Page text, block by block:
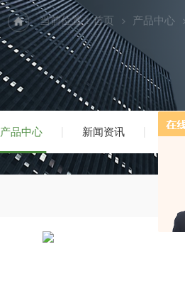
产品中心 新闻资讯 技
当前位置：首页 产品中心